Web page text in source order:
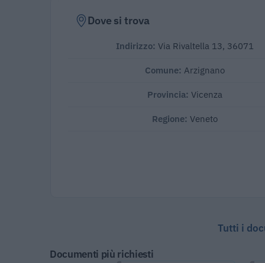
Dove si trova
Indirizzo: Via Rivaltella 13, 36071
Comune: Arzignano
Provincia: Vicenza
Regione: Veneto
Tutti i
Documenti più richiesti